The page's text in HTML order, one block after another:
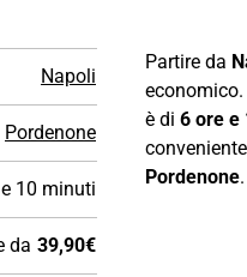
Napoli
Pordenone
10 minuti
da 39,90€
Partire da
è di 6 ore e
Pordenone.